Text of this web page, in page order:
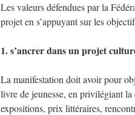
Les valeurs défendues par la
projet en s’appuyant sur les
1. s’ancrer dans un projet
La manifestation doit avoir pour
livre de jeunesse, en privilégiant
expositions, prix littéraires,